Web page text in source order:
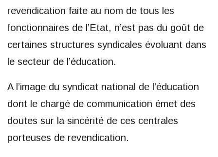
revendication faite au nom de tous les
fonctionnaires de l’Etat, n’est pas du goût de
certaines structures syndicales évoluant dans
le secteur de l’éducation.
A l’image du syndicat national de l’éducation
dont le chargé de communication émet des
doutes sur la sincérité de ces centrales
porteuses de revendication.